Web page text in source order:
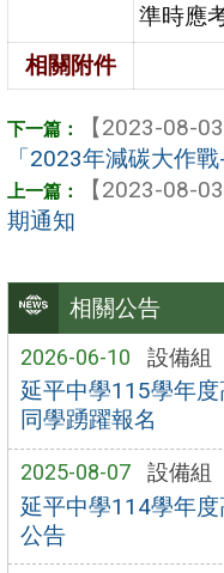
相關公告
2026-06-10 設備組
延平中學115學年
同學踴躍報名
2025-08-07 設備組
延平中學114學年
公告
準時應
相關附件
【2023-08-03
「2023年減碳大作戰
【2023-08-03
期通知